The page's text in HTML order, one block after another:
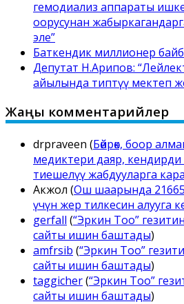
гемодиализ аппараты ишке
оорусунан
эле”
Баткендик миллионер
Депутат Н.Арипов:
айылында типтүү мектеп
Жаңы комментарийлер
drpraveen (Бөйрөк, боор
медиктери даяр, кендирди
тиешелүү жабдууларга
Акжол (Ош шаарында
үчүн жер тилкесин алууга
gerfall (“Эркин Тоо”
сайты ишин баштады)
amfrsib (“Эркин Тоо”
сайты ишин баштады)
taggicher(“Эркин Тоо”
сайты ишин баштады)